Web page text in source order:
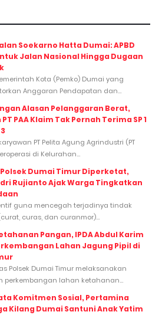
Soekarno Hatta Dumai: APBD
Jalan Nasional Hingga Dugaan
Kota (Pemko) Dumai yang
Anggaran Pendapatan dan...
Alasan Pelanggaran Berat,
PAA Klaim Tak Pernah Terima SP 1
PT Pelita Agung Agrindustri (PT
di Kelurahan...
Dumai Timur Diperketat,
Rujianto Ajak Warga Tingkatkan
guna mencegah terjadinya tindak
curas, dan curanmor)...
Pangan, IPDA Abdul Karim
Lahan Jagung Pipil di
Polsek Dumai Timur melaksanakan
perkembangan lahan ketahanan...
Komitmen Sosial, Pertamina
Kilang Dumai Santuni Anak Yatim